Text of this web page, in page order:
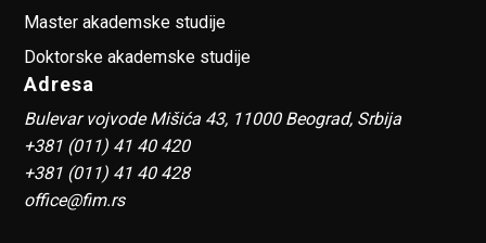
Master akademske studije
Doktorske akademske studije
Adresa
Bulevar vojvode Mišića 43, 11000 Beograd, Srbija
+381 (011) 41 40 420
+381 (011) 41 40 428
office@fim.rs